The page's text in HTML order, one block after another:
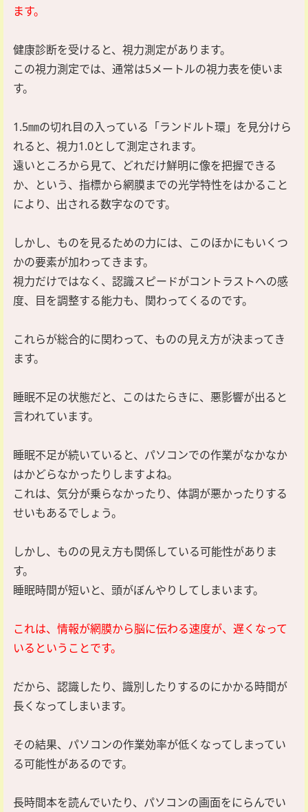
ます。
健康診断を受けると、視力測定があります。
この視力測定では、通常は5メートルの視力表を使いま
す。
1.5㎜の切れ目の入っている「ランドルト環」を見分けら
れると、視力1.0として測定されます。
遠いところから見て、どれだけ鮮明に像を把握できる
か、という、指標から網膜までの光学特性をはかること
により、出される数字なのです。
しかし、ものを見るための力には、このほかにもいくつ
かの要素が加わってきます。
視力だけではなく、認識スピードがコントラストへの感
度、目を調整する能力も、関わってくるのです。
これらが総合的に関わって、ものの見え方が決まってき
ます。
睡眠不足の状態だと、このはたらきに、悪影響が出ると
言われています。
睡眠不足が続いていると、パソコンでの作業がなかなか
はかどらなかったりしますよね。
これは、気分が乗らなかったり、体調が悪かったりする
せいもあるでしょう。
しかし、ものの見え方も関係している可能性がありま
す。
睡眠時間が短いと、頭がぼんやりしてしまいます。
これは、情報が網膜から脳に伝わる速度が、遅くなって
いるということです。
だから、認識したり、識別したりするのにかかる時間が
長くなってしまいます。
その結果、パソコンの作業効率が低くなってしまってい
る可能性があるのです。
長時間本を読んでいたり、パソコンの画面をにらんでい